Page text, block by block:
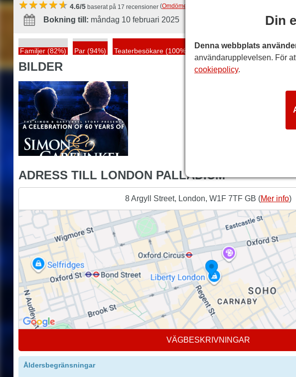
4.6/5 baserat på 17 recensioner (Omdömen
Bokning till: måndag 10 februari 2025
Familjer (82%) Par (94%) Teaterbesökare (100%) i
BILDER
ADRESS TILL LONDON PALLADIUM
8 Argyll Street, London, W1F 7TF GB (Mer info)
VÄGBESKRIVNINGAR
Åldersbegränsningar
Din
Denna webbplats
användarupplevelsen. För
cookiepolicy.